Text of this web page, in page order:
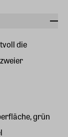
die
grün